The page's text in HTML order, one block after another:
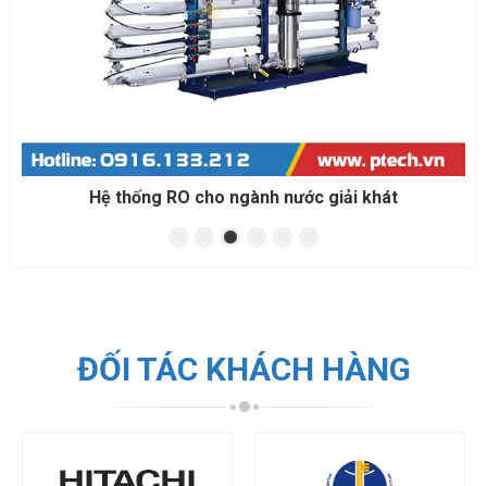
giải khát Hệ thống RO cho đóng
ĐỐI TÁC KHÁCH HÀNG